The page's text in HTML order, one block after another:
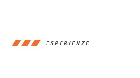
ESPERIENZE